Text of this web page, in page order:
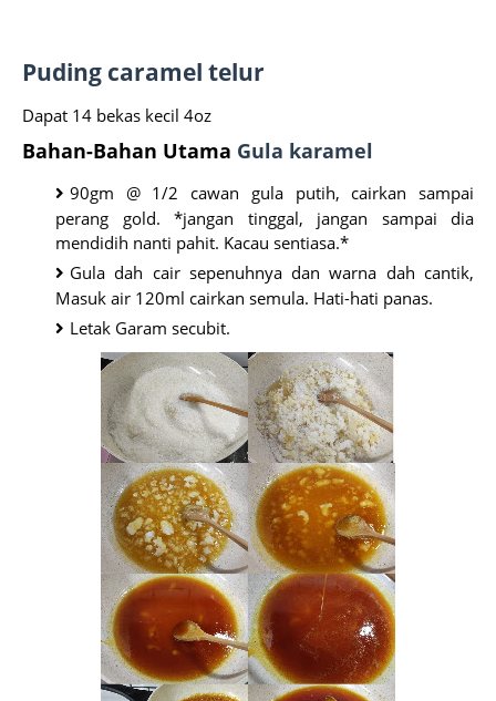
Puding caramel telur
Dapat 14 bekas kecil 4oz
Bahan-Bahan Utama Gula karamel
90gm @ 1/2 cawan gula putih, cairkan sampai
perang gold. *jangan tinggal, jangan sampai dia
mendidih nanti pahit. Kacau sentiasa.*
Gula dah cair sepenuhnya dan warna dah cantik,
Masuk air 120ml cairkan semula. Hati-hati panas.
Letak Garam secubit.